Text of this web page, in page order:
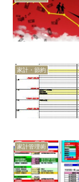
家計・節約
家計管理術